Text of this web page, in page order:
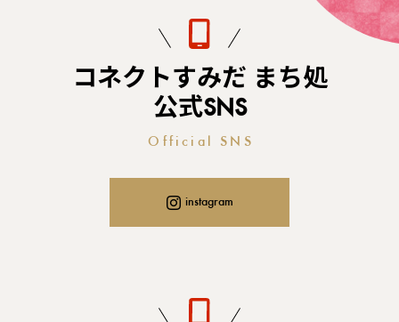
コネクトすみだ まち処
公式SNS
Official SNS
instagram